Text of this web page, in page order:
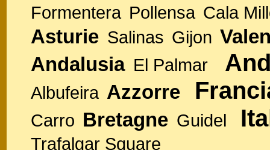
Formentera Pollensa Cala
Asturie Salinas Gijon
Andalusia El Palmar
Albufeira Azzorre
Carro Bretagne Guidel
Trafalgar Square